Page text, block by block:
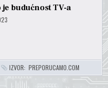
je budućnost TV-a
IZVOR: PREPORUCAMO.COM